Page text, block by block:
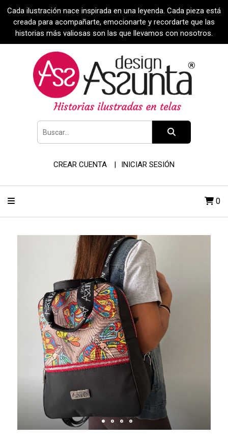
Cada ilustración nace inspirada en una leyenda. Cada pieza está
creada para acompañarte, emocionarte y recordarte que las
historias más valiosas son las que llevamos con nosotros.
CREAR CUENTA INICIAR SESIÓN
0